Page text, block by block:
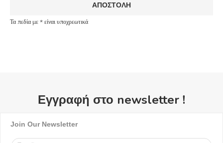
Τα πεδία με * είναι υποχρεωτικά
Εγγραφή στο newsletter !
Join Our Newsletter